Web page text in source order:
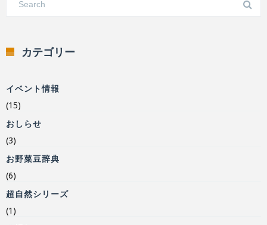
カテゴリー
イベント情報
(15)
おしらせ
(3)
お野菜豆辞典
(6)
超自然シリーズ
(1)